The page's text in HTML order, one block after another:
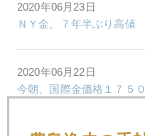
2020年06月23日
ＮＹ金、７年半ぶり高値
2020年06月22日
今朝、国際金価格１７５